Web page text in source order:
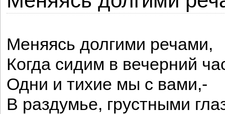
Меняясь долгими речами,
Когда сидим в вечерний
Одни и тихие мы с вами,-
В раздумье, грустными